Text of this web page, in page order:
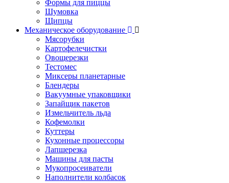
Формы для пиццы
Шумовка
Щипцы
Механическое оборудование
Мясорубки
Картофелечистки
Овощерезки
Тестомес
Миксеры планетарные
Блендеры
Вакуумные упаковщики
Запайщик пакетов
Измельчитель льда
Кофемолки
Куттеры
Кухонные процессоры
Лапшерезка
Машины для пасты
Мукопросеиватели
Наполнители колбасок